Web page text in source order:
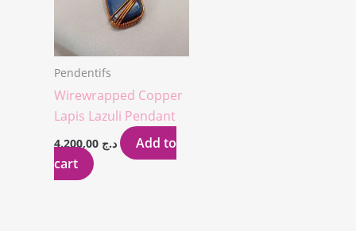
Pendentifs
Wirewrapped Copper
Lapis Lazuli Pendant
د.ج
Add to
cart